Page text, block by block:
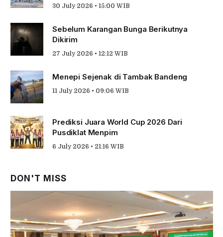
30 July 2026 • 15:00 WIB
Sebelum Karangan Bunga Berikutnya
Dikirim
27 July 2026 • 12:12 WIB
Menepi Sejenak di Tambak Bandeng
11 July 2026 • 09:06 WIB
Prediksi Juara World Cup 2026 Dari
Pusdiklat Menpim
6 July 2026 • 21:16 WIB
DON'T MISS